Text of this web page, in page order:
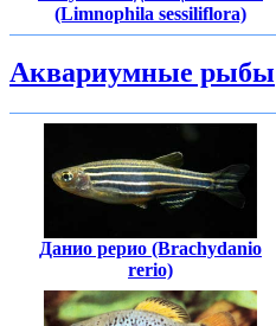
(Limnophila sessiliflora)
Аквариумные рыбы
Данио рерио (Brachydanio
rerio)